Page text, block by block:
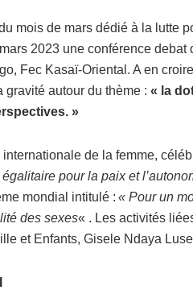
mois de mars dédié à la lutte
2023 une conférence
Fec Kasaï-Oriental. A en
gravité autour du thème : « la
»
de la femme,
pour la paix et
mondial intitulé : « Pour un
des sexes« . Les activités
et Enfants, Gisele Ndaya